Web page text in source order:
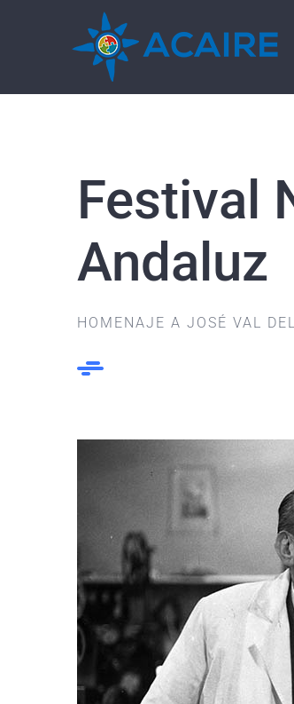
Festival
Andaluz
HOMENAJE A JOSÉ VAL